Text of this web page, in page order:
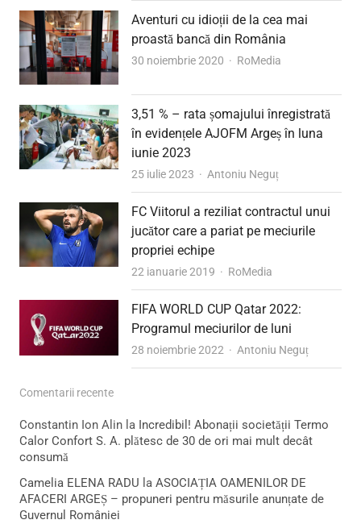
Aventuri cu idioții de la cea mai
proastă bancă din România
30 noiembrie 2020 Author
RoMedia
3,51 % – rata șomajului înregistrată
în evidențele AJOFM Argeș în luna
iunie 2023
25 iulie 2023 Author
Antoniu Neguț
FC Viitorul a reziliat contractul unui
jucător care a pariat pe meciurile
propriei echipe
22 ianuarie 2019 Author
RoMedia
FIFA WORLD CUP Qatar 2022:
Programul meciurilor de luni
28 noiembrie 2022 Author
Antoniu Neguț
Comentarii recente
Constantin Ion Alin la Incredibil! Abonații societății Termo
Calor Confort S. A. plătesc de 30 de ori mai mult decât
consumă
Camelia ELENA RADU la ASOCIAȚIA OAMENILOR DE
AFACERI ARGEȘ – propuneri pentru măsurile anunțate de
Guvernul României